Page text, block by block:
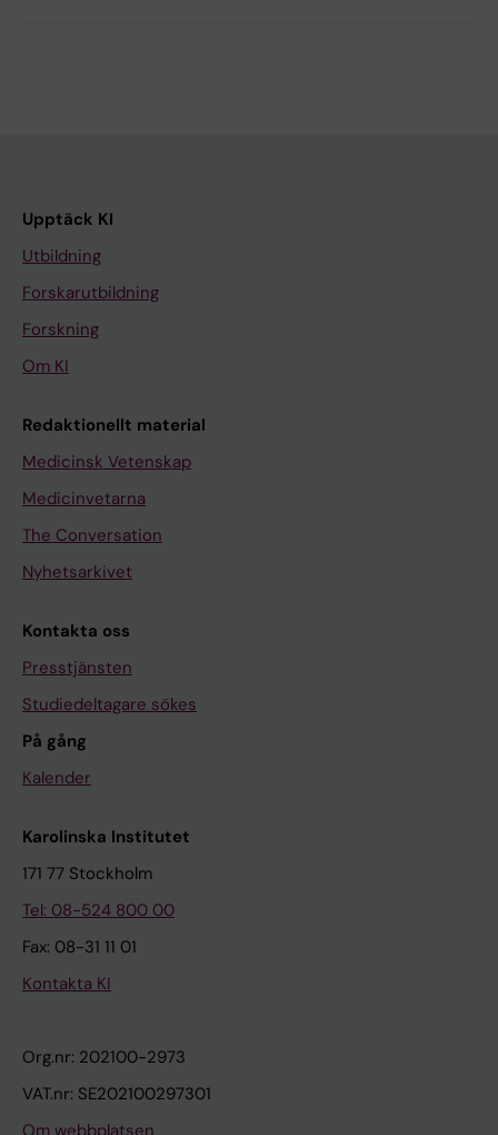
Upptäck KI
Utbildning
Forskarutbildning
Forskning
Om KI
Redaktionellt material
Medicinsk Vetenskap
Medicinvetarna
The Conversation
Nyhetsarkivet
Kontakta oss
Presstjänsten
Studiedeltagare sökes
På gång
Kalender
Karolinska Institutet
171 77 Stockholm
Tel: 08-524 800 00
Fax: 08-31 11 01
Kontakta KI
Org.nr: 202100-2973
VAT.nr: SE202100297301